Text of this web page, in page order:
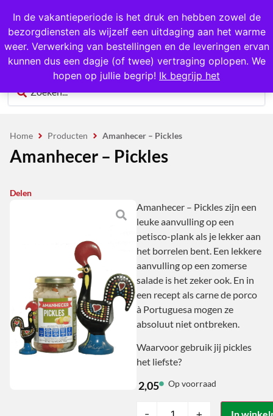
In de vakantieperiode is het druk en hebben zowel de
bezorgdiensten als wijzelf een uitdaging aan het warme
weer. Verwerking van bestellingen en de leveringen ervan
kunnen dus een dagje (of twee) vertraging oplopen. We
hopen op jullie begrip! Ik begrijp het
1000+ producten op voorraad
0
Home Producten Amanhecer – Pickles
Amanhecer – Pickles
Delen
Amanhecer – Pickles zijn een
leuke aanvulling op een
petisco-plank als je lekker aan
het borrelen bent. Een lekkere
aanvulling op een zomerse
salade is het zeker ook. En in
een recept als carne de porco
à Portuguesa mogen ze
absoluut niet ontbreken.
Waarvoor gebruik jij pickles
het liefste?
2,05 Op voorraad